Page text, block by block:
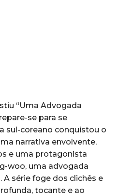
“Uma Advogada
se para se
sul-coreano conquistou o
narrativa envolvente,
e uma protagonista
woo, uma advogada
série foge dos clichês e
tocante e ao